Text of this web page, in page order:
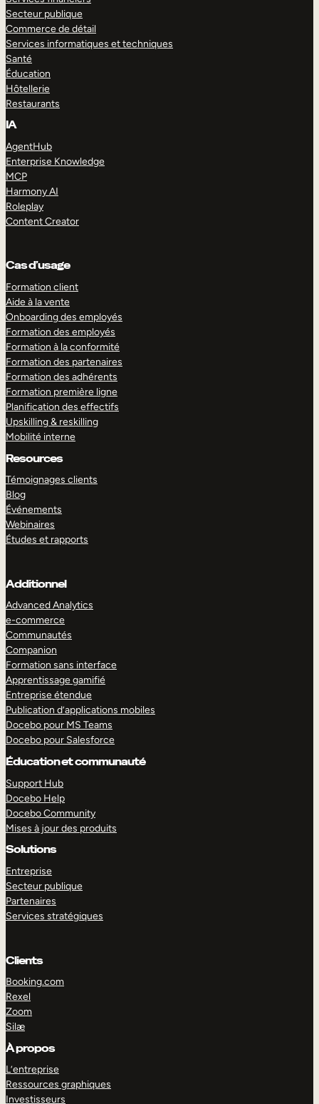
Secteur publique
Commerce de détail
Services informatiques et techniques
Santé
Éducation
Hôtellerie
Restaurants
IA
AgentHub
Enterprise Knowledge
MCP
Harmony AI
Roleplay
Content Creator
Cas d’usage
Formation client
Aide à la vente
Onboarding des employés
Formation des employés
Formation à la conformité
Formation des partenaires
Formation des adhérents
Formation première ligne
Planification des effectifs
Upskilling & reskilling
Mobilité interne
Resources
Témoignages clients
Blog
Événements
Webinaires
Études et rapports
Additionnel
Advanced Analytics
e-commerce
Communautés
Companion
Formation sans interface
Apprentissage gamifié
Entreprise étendue
Publication d’applications mobiles
Docebo pour MS Teams
Docebo pour Salesforce
Éducation et communauté
Support Hub
Docebo Help
Docebo Community
Mises à jour des produits
Solutions
Entreprise
Secteur publique
Partenaires
Services stratégiques
Clients
Booking.com
Rexel
Zoom
Silæ
À propos
L’entreprise
Ressources graphiques
Investisseurs